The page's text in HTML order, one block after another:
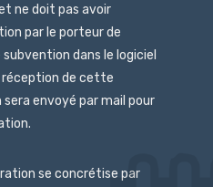
ne doit pas avoir
par le porteur de
dans le logiciel
réception de cette
envoyé par mail pour
se concrétise par